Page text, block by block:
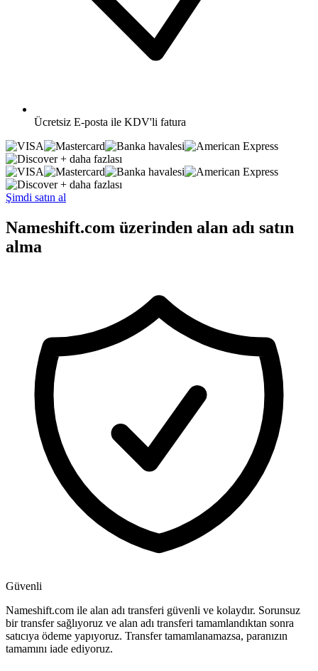
Ücretsiz E-posta ile KDV'li fatura
+ daha fazlası
+ daha fazlası
Şimdi satın al
Nameshift.com üzerinden alan adı satın
alma
Güvenli
Nameshift.com ile alan adı transferi güvenli ve kolaydır. Sorunsuz
bir transfer sağlıyoruz ve alan adı transferi tamamlandıktan sonra
satıcıya ödeme yapıyoruz. Transfer tamamlanamazsa, paranızın
tamamını iade ediyoruz.